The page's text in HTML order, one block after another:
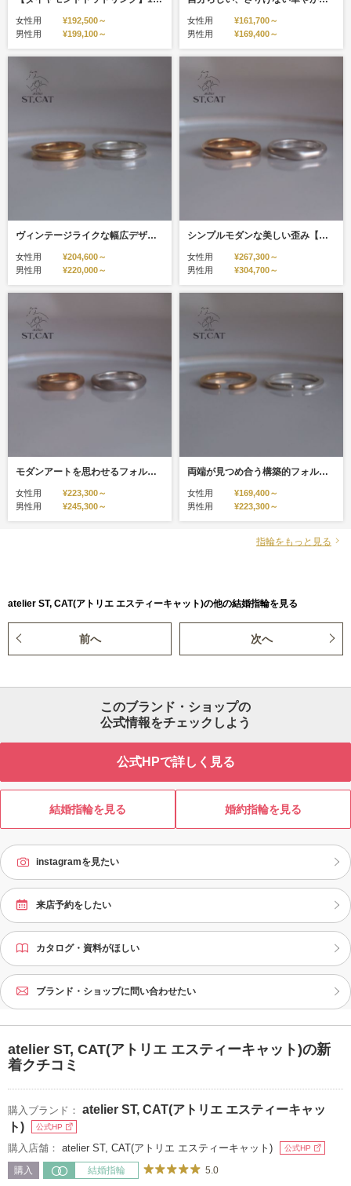
女性用
¥192,500～
男性用
¥199,100～
女性用
¥161,700～
男性用
¥169,400～
ヴィンテージライクな幅広デザイン【オーダー結婚指輪】Greek
女性用
¥204,600～
男性用
¥220,000～
シンプルモダンな美しい歪み【オーダー結婚指輪】Nude
女性用
¥267,300～
男性用
¥304,700～
モダンアートを思わせるフォルム【オーダー結婚指輪】Body
女性用
¥223,300～
男性用
¥245,300～
両端が見つめ合う構築的フォルム【オーダー結婚指輪】Embrace
女性用
¥169,400～
男性用
¥223,300～
指輪をもっと見る
atelier ST, CAT(アトリエ エスティーキャット)の他の結婚指輪を見る
前へ 次へ
このブランド・ショップの
公式情報をチェックしよう
公式HPで詳しく見る
結婚指輪を見る 婚約指輪を見る
instagramを見たい
来店予約をしたい
カタログ・資料がほしい
ブランド・ショップに問い合わせたい
atelier ST, CAT(アトリエ エスティーキャット)の新
着クチコミ
購入ブランド： atelier ST, CAT(アトリエ エスティーキャッ
ト)
公式HP
購入店舗： atelier ST, CAT(アトリエ エスティーキャット) 公式HP
購入 結婚指輪 5.0